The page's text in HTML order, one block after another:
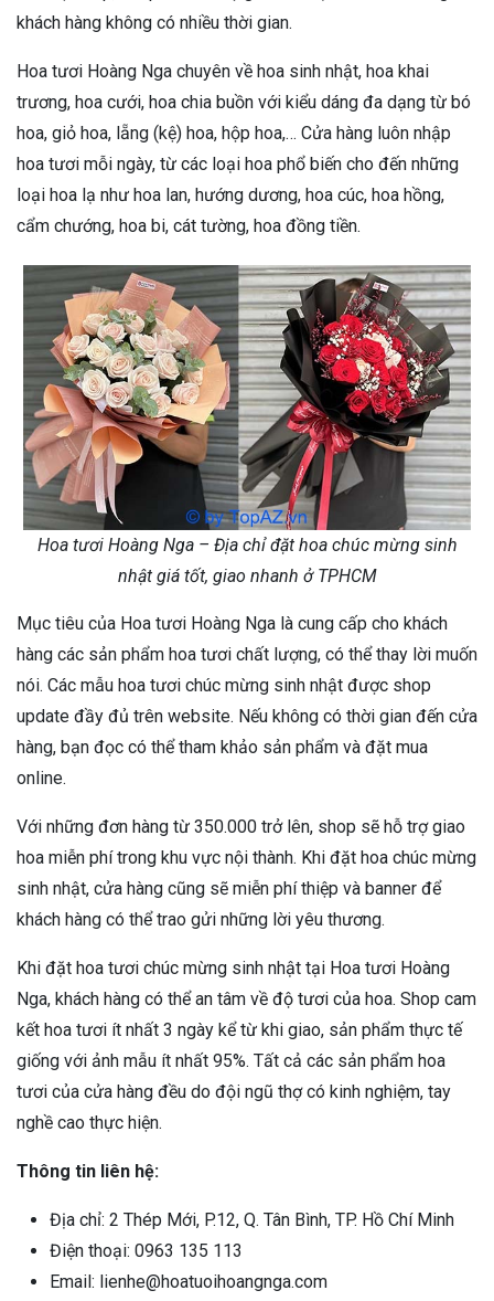
khách hàng không có nhiều thời gian.
Hoa tươi Hoàng Nga chuyên về hoa sinh nhật, hoa khai
trương, hoa cưới, hoa chia buồn với kiểu dáng đa dạng từ bó
hoa, giỏ hoa, lẵng (kệ) hoa, hộp hoa,… Cửa hàng luôn nhập
hoa tươi mỗi ngày, từ các loại hoa phổ biến cho đến những
loại hoa lạ như hoa lan, hướng dương, hoa cúc, hoa hồng,
cẩm chướng, hoa bi, cát tường, hoa đồng tiền.
Hoa tươi Hoàng Nga – Địa chỉ đặt hoa chúc mừng sinh
nhật giá tốt, giao nhanh ở TPHCM
Mục tiêu của Hoa tươi Hoàng Nga là cung cấp cho khách
hàng các sản phẩm hoa tươi chất lượng, có thể thay lời muốn
nói. Các mẫu hoa tươi chúc mừng sinh nhật được shop
update đầy đủ trên website. Nếu không có thời gian đến cửa
hàng, bạn đọc có thể tham khảo sản phẩm và đặt mua
online.
Với những đơn hàng từ 350.000 trở lên, shop sẽ hỗ trợ giao
hoa miễn phí trong khu vực nội thành. Khi đặt hoa chúc mừng
sinh nhật, cửa hàng cũng sẽ miễn phí thiệp và banner để
khách hàng có thể trao gửi những lời yêu thương.
Khi đặt hoa tươi chúc mừng sinh nhật tại Hoa tươi Hoàng
Nga, khách hàng có thể an tâm về độ tươi của hoa. Shop cam
kết hoa tươi ít nhất 3 ngày kể từ khi giao, sản phẩm thực tế
giống với ảnh mẫu ít nhất 95%. Tất cả các sản phẩm hoa
tươi của cửa hàng đều do đội ngũ thợ có kinh nghiệm, tay
nghề cao thực hiện.
Thông tin liên hệ:
Địa chỉ: 2 Thép Mới, P.12, Q. Tân Bình, TP. Hồ Chí Minh
Điện thoại: 0963 135 113
Email: lienhe@hoatuoihoangnga.com